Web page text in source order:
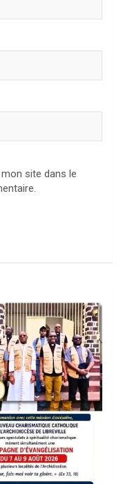
site dans le